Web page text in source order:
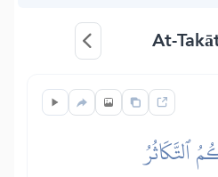
At-
ٱلتَّكَاثُرُ